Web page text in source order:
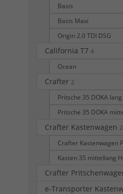
Basis
Basis Maxi
Origin 2.0 TDI DSG
California T7 4
Ocean
Crafter 2
Pritsche 35 DOKA lang
Pritsche 35 DOKA
Crafter Kastenwagen
Crafter Kastenwagen
Kasten 35 mittellang
Crafter
e-Transporter